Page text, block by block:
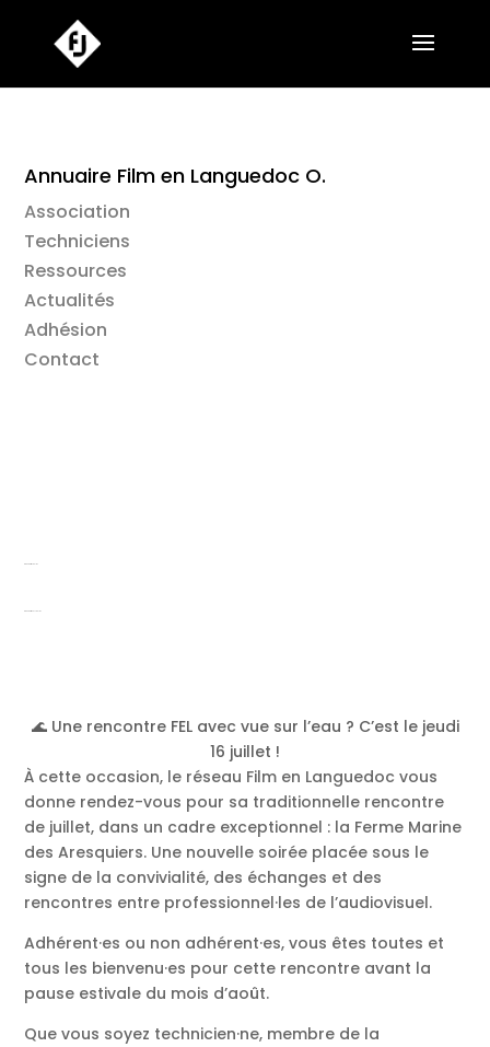
Annuaire Film en Languedoc O.
Association
Techniciens
Ressources
Actualités
Adhésion
Contact
🌊 Une rencontre FEL avec vue sur l’eau ? C’est le jeudi
16 juillet !
À cette occasion, le réseau Film en Languedoc vous
donne rendez-vous pour sa traditionnelle rencontre
de juillet, dans un cadre exceptionnel : la Ferme Marine
des Aresquiers. Une nouvelle soirée placée sous le
signe de la convivialité, des échanges et des
rencontres entre professionnel·les de l’audiovisuel.
Adhérent·es ou non adhérent·es, vous êtes toutes et
tous les bienvenu·es pour cette rencontre avant la
pause estivale du mois d’août.
Que vous soyez technicien·ne, membre de la